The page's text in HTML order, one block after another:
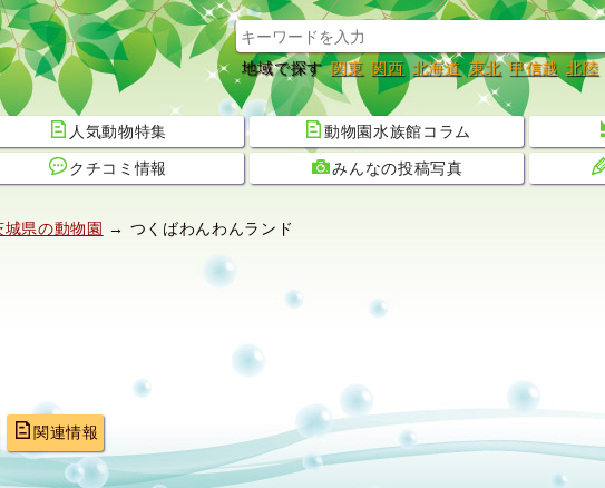
地域で探す 関東 関西 北海道 東北 甲信越 北陸
人気動物特集 動物園水族館コラム
クチコミ情報 みんなの投稿写真
城県の動物園 → つくばわんわんランド
関連情報